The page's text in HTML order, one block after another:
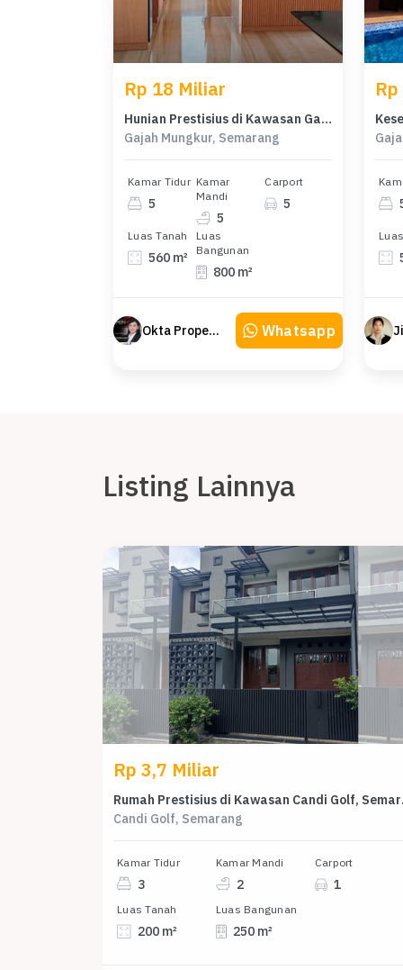
Rp 18 Miliar
Hunian Prestisius di Kawasan Gajah Mungkur, Semarang, LB 800m², Harga 18 Miliar
Gajah Mungkur, Semarang
Kamar Tidur
5
Kamar
Mandi
5
Carport
5
Luas Tanah
560 m²
Luas
Bangunan
800 m²
Okta Property Whatsapp
Listing Lainnya
Rp 3,7 Miliar
Rumah
Candi Golf, Semarang
Kamar Tidur
3
Kamar Mandi
2
Carport
1
Luas Tanah
200 m²
Luas Bangunan
250 m²